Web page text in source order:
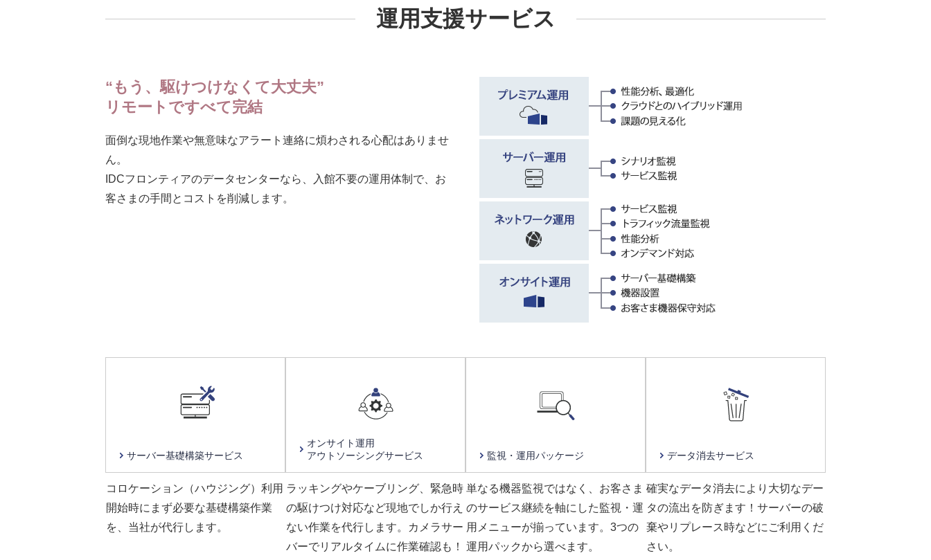
運用支援サービス
“もう、駆けつけなくて大丈夫”
リモートですべて完結
面倒な現地作業や無意味なアラート連絡に煩わされる心配はありませ
ん。
IDCフロンティアのデータセンターなら、入館不要の運用体制で、お
客さまの手間とコストを削減します。
サーバー基礎構築サービス
コロケーション（ハウジング）利用
開始時にまず必要な基礎構築作業
を、当社が代行します。
オンサイト運用
アウトソーシングサービス
ラッキングやケーブリング、緊急時
の駆けつけ対応など現地でしか行え
ない作業を代行します。カメラサー
バーでリアルタイムに作業確認も！
監視・運用パッケージ
単なる機器監視ではなく、お客さま
のサービス継続を軸にした監視・運
用メニューが揃っています。3つの
運用パックから選べます。
データ消去サービス
確実なデータ消去により大切なデー
タの流出を防ぎます！サーバーの破
棄やリプレース時などにご利用くだ
さい。